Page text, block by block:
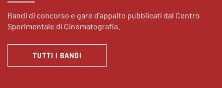
Bandi di concorso e gare d’appalto pubblicati dal Centro
Sperimentale di Cinematografia.
TUTTI I BANDI